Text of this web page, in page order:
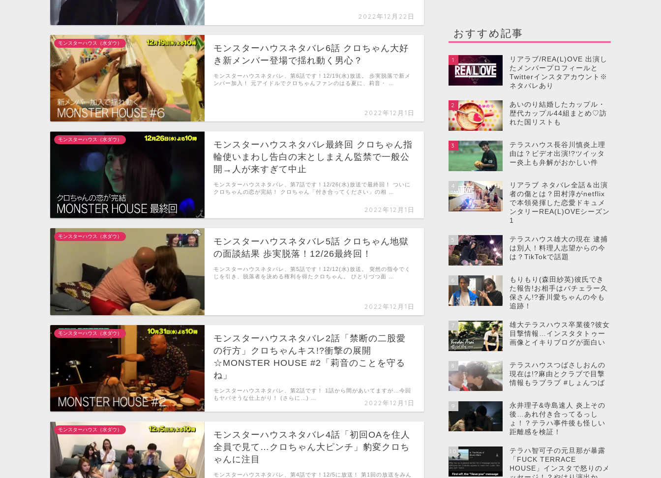
2022年12月22日
モンスターハウス（水ダウ）
モンスターハウスネタバレ6話 クロちゃん大好
き新メンバー登場で揺れ動く男心？
2022年12月1日
モンスターハウスネタバレ、第6話です！12/19(水)放送。 歩実脱落で新メ
ンバー加入！ 元アイドルでクロちゃんファンのはる夏に、莉音・ …
モンスターハウス（水ダウ）
モンスターハウスネタバレ最終回 クロちゃん指
輪使いまわし告白の末としまえん監禁で一般公
開→人が来すぎて中止
2022年12月1日
モンスターハウスネタバレ、第7話です！12/26(水)放送で最終回！ ついに
クロちゃんの恋が完結！ クロちゃん「付き合ってください」の相 …
モンスターハウス（水ダウ）
モンスターハウスネタバレ5話 クロちゃん地獄
の面談結果 歩実脱落！12/26最終回！
2022年12月1日
モンスターハウスネタバレ、第5話です！12/12(水)放送。 突然の指令でく
じを引き、脱落者を決める権利を得たクロちゃん。 ひとりづつ面 …
モンスターハウス（水ダウ）
モンスターハウスネタバレ2話「禁断の二股愛
の行方」クロちゃんキス!?衝撃の展開
☆MONSTER HOUSE #2「莉音のことを守る
ね」
2022年12月1日
モンスターハウスネタバレ、第2話です！ 1話から間があいてますが…今回
もヤバそうな仕上がり！ (さらに…) …
モンスターハウス（水ダウ）
モンスターハウスネタバレ4話「初回OAを住人
全員で見て…クロちゃん大ピンチ」豹変クロち
ゃんに注目
モンスターハウスネタバレ、第4話です！12/5に放送！ 第1回の放送をみん
おすすめ記事
1
リアラブ/REA(L)OVE 出演し
たメンバープロフィールと
Twitterインスタアカウント※
ネタバレあり
2
あいのり結婚したカップル・
歴代カップル44組まとめ♡訪
れた国リストも
3
テラスハウス長谷川慎炎上理
由は？ビデオ出演!?ツイッタ
ー炎上も弁解がおかしい件
4
リアラブ ネタバレ全話＆出演
者の傷とは？田村淳がnetflix
で本領発揮した恋愛ドキュメ
ンタリーREA(L)OVEシーズン
1
5
テラスハウス雄大の現在 逮捕
は別人！料理人志望からの今
は？TikTokで話題
6
もりもり(森田紗英)彼氏でき
た報告!お相手はバチェラー久
保さん!?蒼川愛ちゃんの今も
追跡！
7
雄大テラスハウス卒業後?彼女
目撃情報…インスタタトゥー
画像とイキりブログが面白い
8
テラスハウスつばさしおんの
現在は!?麻由とクラブで目撃
情報もラブラブ #しょんつば
9
永井理子&寺島速人 炎上その
後…あれ付き合ってるっし
ょ！？テラハ事件後も怪しい
距離感を検証！
10
テラハ智可子の元旦那が暴露
「FUCK TERRACE
HOUSE」インスタで怒りのメ